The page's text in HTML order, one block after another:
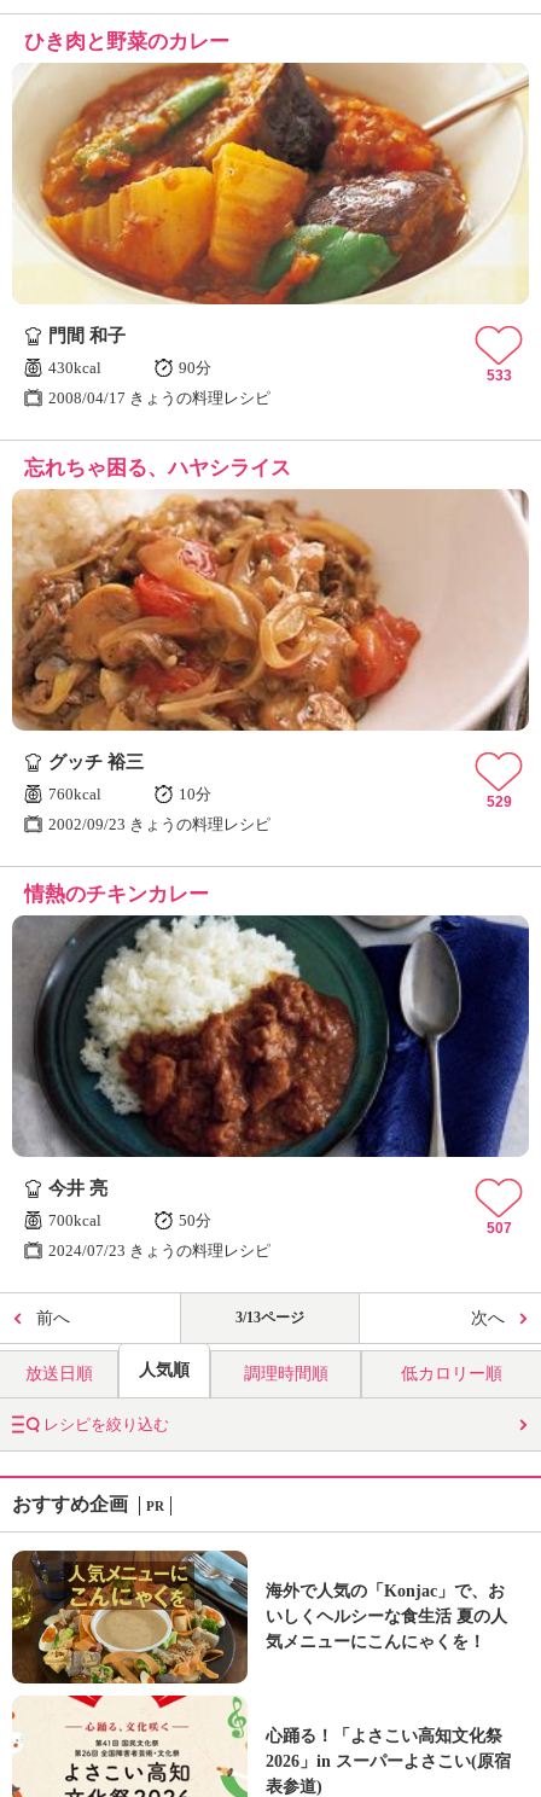
ひき肉と野菜のカレー
門間 和子
430kcal
90分
2008/04/17 きょうの料理レシピ
533
忘れちゃ困る、ハヤシライス
グッチ 裕三
760kcal
10分
2002/09/23 きょうの料理レシピ
529
情熱のチキンカレー
今井 亮
700kcal
50分
2024/07/23 きょうの料理レシピ
507
前へ 3/13ページ 次へ
放送日順 人気順 調理時間順 低カロリー順
レシピを絞り込む
おすすめ企画 PR
海外で人気の「Konjac」で、お
いしくヘルシーな食生活 夏の人
気メニューにこんにゃくを！
心踊る！「よさこい高知文化祭
2026」in スーパーよさこい(原宿
表参道)